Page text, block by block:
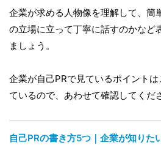
企業が求める人物像を理解して、簡
の立場に立って丁寧に話すのかなど
ましょう。
企業が自己PRで見ているポイント
ているので、あわせて確認してくだ
自己PRの書き方5つ｜企業が知りた